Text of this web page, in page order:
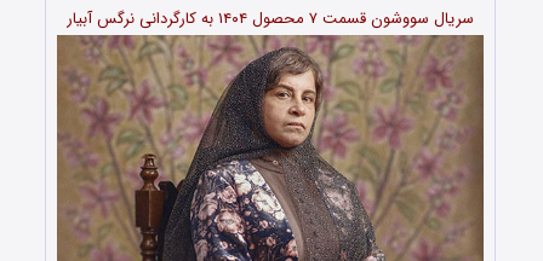
سریال سووشون قسمت ۷ محصول ۱۴۰۴ به کارگردانی نرگس آبیار